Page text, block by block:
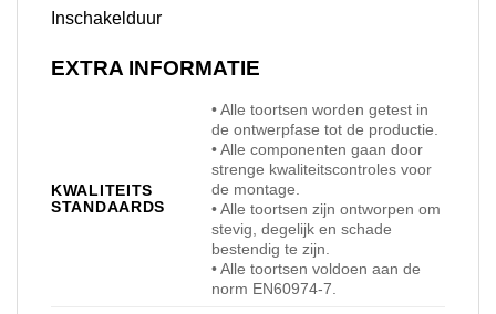
Inschakelduur
EXTRA INFORMATIE
KWALITEITS
STANDAARDS
• Alle toortsen worden getest in
de ontwerpfase tot de productie.
• Alle componenten gaan door
strenge kwaliteitscontroles voor
de montage.
• Alle toortsen zijn ontworpen om
stevig, degelijk en schade
bestendig te zijn.
• Alle toortsen voldoen aan de
norm EN60974-7.